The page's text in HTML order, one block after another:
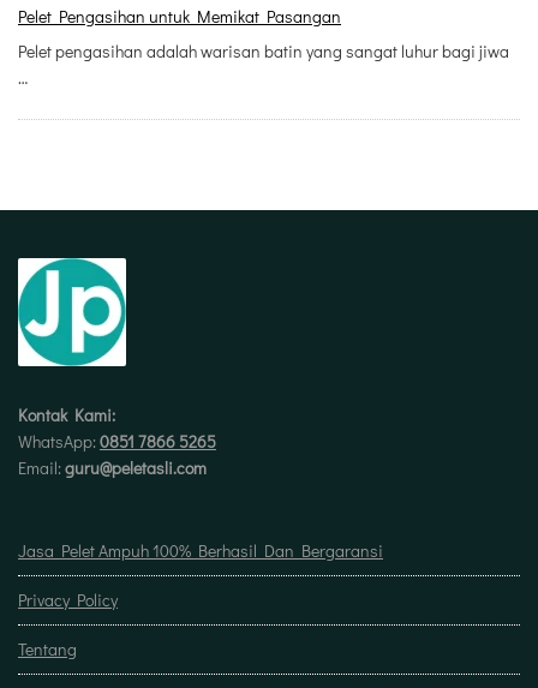
Pelet Pengasihan untuk Memikat Pasangan
Pelet pengasihan adalah warisan batin yang sangat luhur bagi jiwa
…
Kontak Kami:
WhatsApp: 0851 7866 5265
Email: guru@peletasli.com
Jasa Pelet Ampuh 100% Berhasil Dan Bergaransi
Privacy Policy
Tentang